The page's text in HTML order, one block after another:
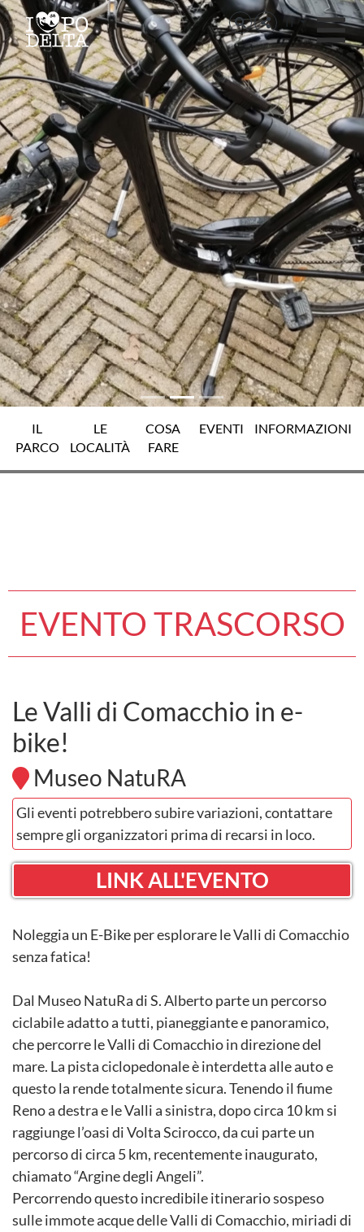
Delta del Po
Delta del Po
IT
IL
PARCO
LE
LOCALITÀ
COSA
FARE
EVENTI INFORMAZIONI
EVENTO TRASCORSO
Le Valli di Comacchio in e-
bike!
Museo NatuRA
Gli eventi potrebbero subire variazioni, contattare
sempre gli organizzatori prima di recarsi in loco.
LINK ALL'EVENTO
Noleggia un E-Bike per esplorare le Valli di Comacchio
senza fatica!
Dal Museo NatuRa di S. Alberto parte un percorso
ciclabile adatto a tutti, pianeggiante e panoramico,
che percorre le Valli di Comacchio in direzione del
mare. La pista ciclopedonale è interdetta alle auto e
questo la rende totalmente sicura. Tenendo il fiume
Reno a destra e le Valli a sinistra, dopo circa 10 km si
raggiunge l’oasi di Volta Scirocco, da cui parte un
percorso di circa 5 km, recentemente inaugurato,
chiamato “Argine degli Angeli”.
Percorrendo questo incredibile itinerario sospeso
sulle immote acque delle Valli di Comacchio, miriadi di